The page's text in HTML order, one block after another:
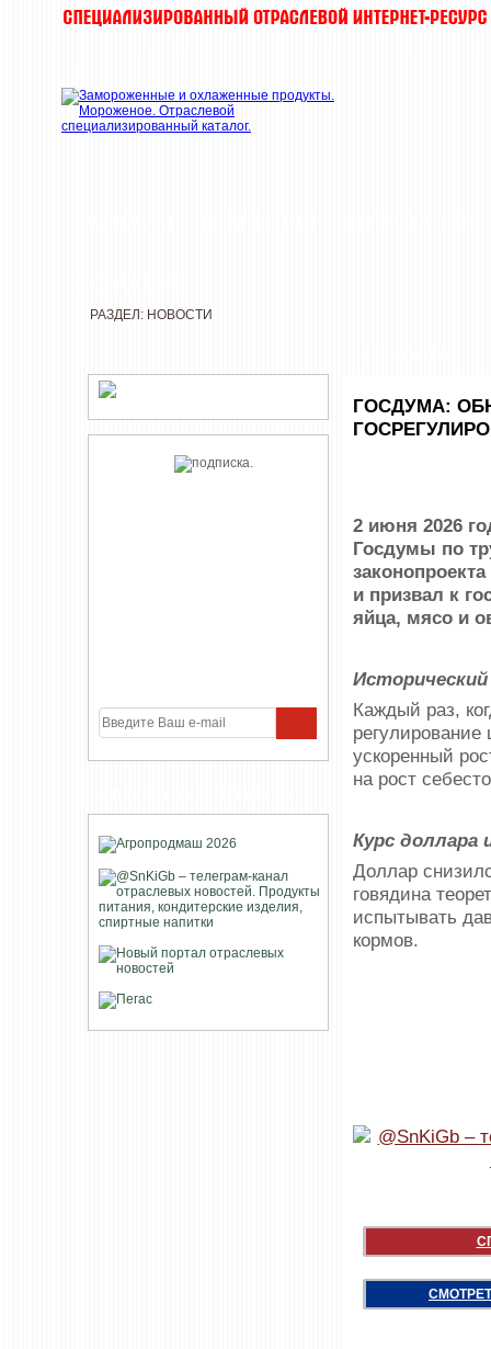
РАЗДЕЛ: НОВОСТИ
ГОСДУМА:
2 июня 2026
Госдумы по
и призвал к
яйца, мясо и
Каждый раз,
ускоренный
на рост
Курс доллара
Доллар
говядина
испытывать
кормов.